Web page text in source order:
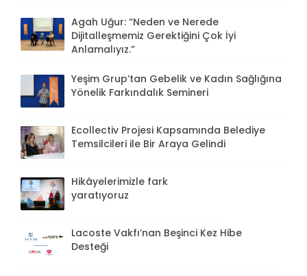
Agah Uğur: “Neden ve Nerede
Dijitalleşmemiz Gerektiğini Çok İyi
Anlamalıyız.”
Yeşim Grup’tan Gebelik ve Kadın Sağlığına
Yönelik Farkındalık Semineri
Ecollectiv Projesi Kapsamında Belediye
Temsilcileri ile Bir Araya Gelindi
Hikâyelerimizle fark
yaratıyoruz
Lacoste Vakfı’nan Beşinci Kez Hibe
Desteği